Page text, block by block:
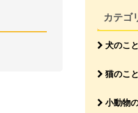
カテゴ
犬のこと
猫のこと
小動物